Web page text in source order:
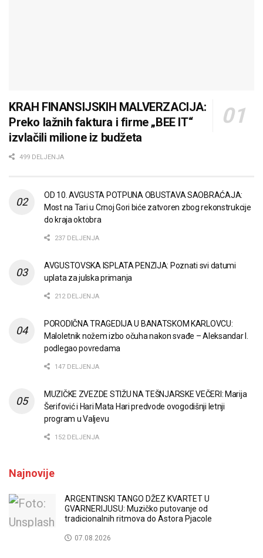
KRAH FINANSIJSKIH MALVERZACIJA:
Preko lažnih faktura i firme „BEE IT“
izvlačili milione iz budžeta
499 DELJENJA
OD 10. AVGUSTA POTPUNA OBUSTAVA SAOBRAĆAJA:
Most na Tari u Crnoj Gori biće zatvoren zbog rekonstrukcije
do kraja oktobra
237 DELJENJA
AVGUSTOVSKA ISPLATA PENZIJA: Poznati svi datumi
uplata za julska primanja
212 DELJENJA
PORODIČNA TRAGEDIJA U BANATSKOM KARLOVCU:
Maloletnik nožem izbo očuha nakon svađe – Aleksandar I.
podlegao povredama
147 DELJENJA
MUZIČKE ZVEZDE STIŽU NA TEŠNJARSKE VEČERI: Marija
Šerifović i Hari Mata Hari predvode ovogodišnji letnji
program u Valjevu
152 DELJENJA
Najnovije
ARGENTINSKI TANGO DŽEZ KVARTET U
GVARNERIJUSU: Muzičko putovanje od
tradicionalnih ritmova do Astora Pjacole
07.08.2026